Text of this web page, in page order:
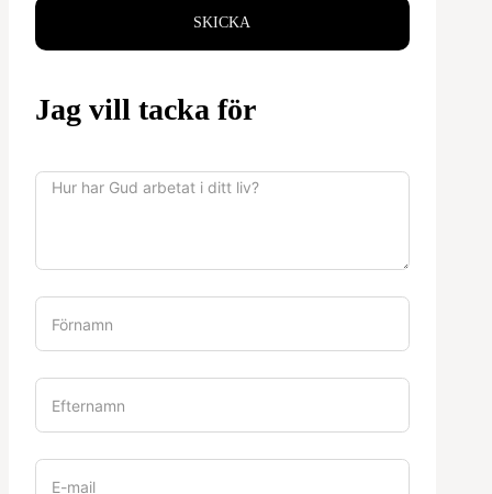
SKICKA
Jag vill tacka för